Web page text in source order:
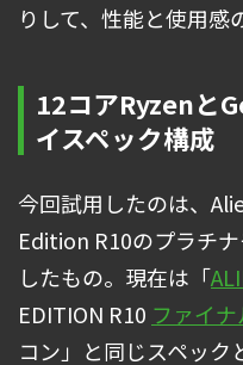
りして、性能と使用感
12コアRyzenと
イスペック構成
今回試用したのは、
Edition R10のプラチ
したもの。現在は「
EDITION R10 ファイ
コン」と同じスペック